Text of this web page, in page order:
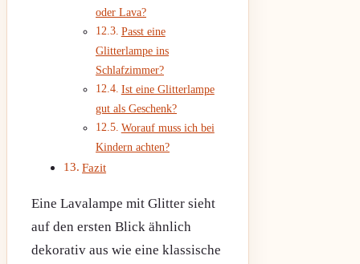
oder Lava?
Passt eine
Glitterlampe ins
Schlafzimmer?
Ist eine Glitterlampe
gut als Geschenk?
Worauf muss ich bei
Kindern achten?
Fazit
Eine Lavalampe mit Glitter sieht
auf den ersten Blick ähnlich
dekorativ aus wie eine klassische